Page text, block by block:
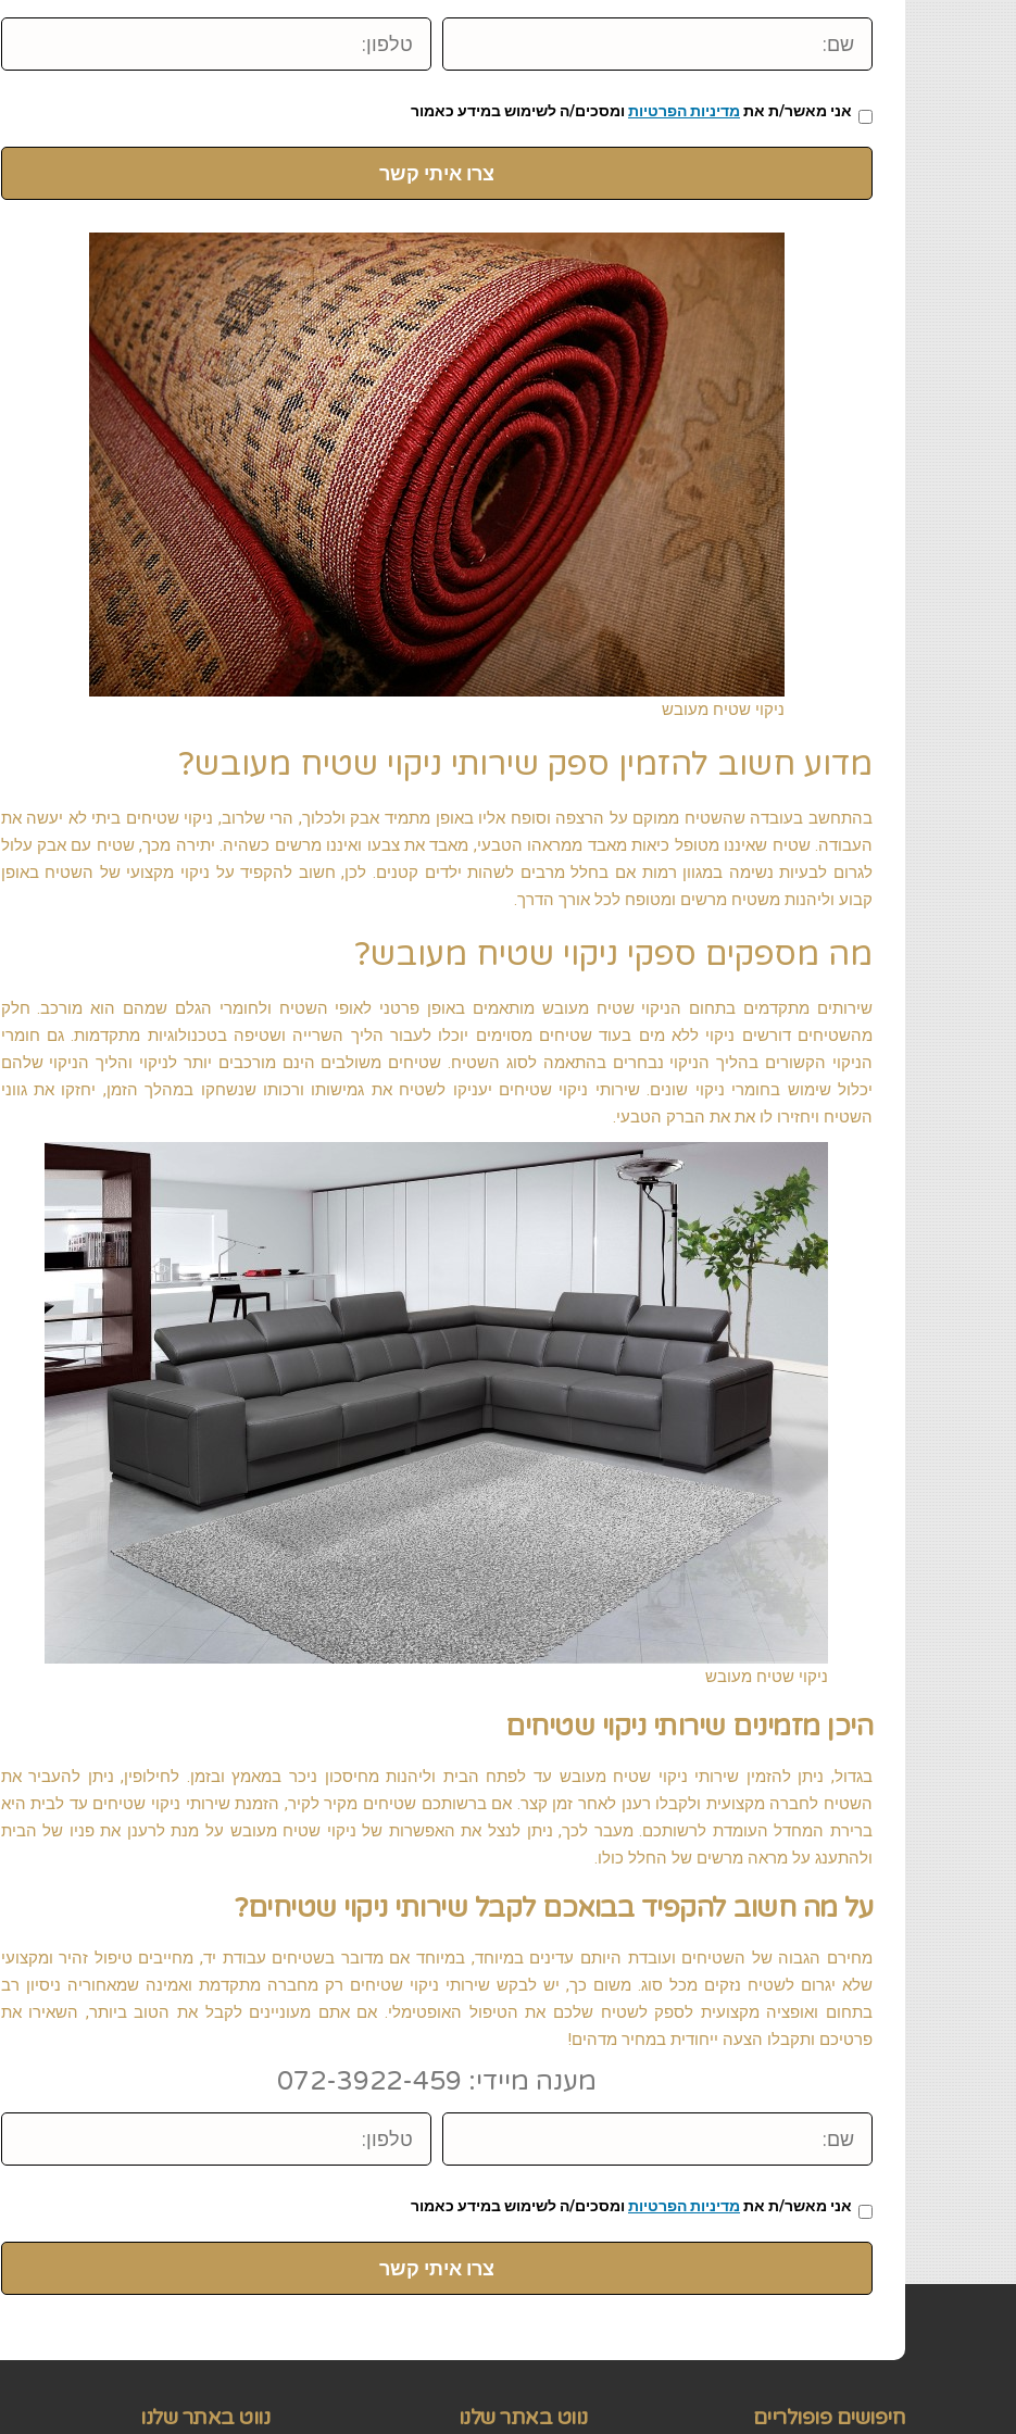
שם: טלפון:
אני מאשר/ת את מדיניות הפרטיות ומסכים/ה לשימוש במידע כאמור
צרו איתי קשר
ניקוי שטיח מעובש
מדוע חשוב להזמין ספק שירותי ניקוי שטיח מעובש?
בהתחשב בעובדה שהשטיח ממוקם על הרצפה וסופח אליו באופן מתמיד אבק ולכלוך, הרי שלרוב, ניקוי שטיחים ביתי לא יעשה את
העבודה. שטיח שאיננו מטופל כיאות מאבד ממראהו הטבעי, מאבד את צבעו ואיננו מרשים כשהיה. יתירה מכך, שטיח עם אבק עלול
לגרום לבעיות נשימה במגוון רמות אם בחלל מרבים לשהות ילדים קטנים. לכן, חשוב להקפיד על ניקוי מקצועי של השטיח באופן
קבוע וליהנות משטיח מרשים ומטופח לכל אורך הדרך.
מה מספקים ספקי ניקוי שטיח מעובש?
שירותים מתקדמים בתחום הניקוי שטיח מעובש מותאמים באופן פרטני לאופי השטיח ולחומרי הגלם שמהם הוא מורכב. חלק
מהשטיחים דורשים ניקוי ללא מים בעוד שטיחים מסוימים יוכלו לעבור הליך השרייה ושטיפה בטכנולוגיות מתקדמות. גם חומרי
הניקוי הקשורים בהליך הניקוי נבחרים בהתאמה לסוג השטיח. שטיחים משולבים הינם מורכבים יותר לניקוי והליך הניקוי שלהם
יכלול שימוש בחומרי ניקוי שונים. שירותי ניקוי שטיחים יעניקו לשטיח את גמישותו ורכותו שנשחקו במהלך הזמן, יחזקו את גווני
השטיח ויחזירו לו את את הברק הטבעי.
ניקוי שטיח מעובש
היכן מזמינים שירותי ניקוי שטיחים
בגדול, ניתן להזמין שירותי ניקוי שטיח מעובש עד לפתח הבית וליהנות מחיסכון ניכר במאמץ ובזמן. לחילופין, ניתן להעביר את
השטיח לחברה מקצועית ולקבלו רענן לאחר זמן קצר. אם ברשותכם שטיחים מקיר לקיר, הזמנת שירותי ניקוי שטיחים עד לבית היא
ברירת המחדל העומדת לרשותכם. מעבר לכך, ניתן לנצל את האפשרות של ניקוי שטיח מעובש על מנת לרענן את פניו של הבית
ולהתענג על מראה מרשים של החלל כולו.
על מה חשוב להקפיד בבואכם לקבל שירותי ניקוי שטיחים?
מחירם הגבוה של השטיחים ועובדת היותם עדינים במיוחד, במיוחד אם מדובר בשטיחים עבודת יד, מחייבים טיפול זהיר ומקצועי
שלא יגרום לשטיח נזקים מכל סוג. משום כך, יש לבקש שירותי ניקוי שטיחים רק מחברה מתקדמת ואמינה שמאחוריה ניסיון רב
בתחום ואופציה מקצועית לספק לשטיח שלכם את הטיפול האופטימלי. אם אתם מעוניינים לקבל את הטוב ביותר, השאירו את
פרטיכם ותקבלו הצעה ייחודית במחיר מדהים!
מענה מיידי: 072-3922-459
שם: טלפון:
אני מאשר/ת את מדיניות הפרטיות ומסכים/ה לשימוש במידע כאמור
צרו איתי קשר
חיפושים פופולריים נווט באתר שלנו נווט באתר שלנו